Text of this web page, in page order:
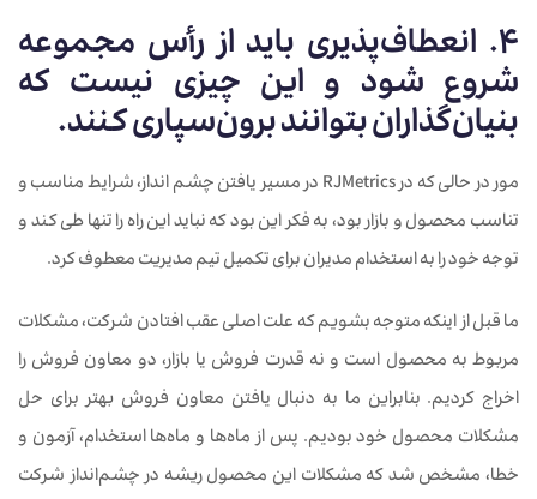
4. انعطاف‌پذیری باید از رأس مجموعه
شروع شود و این چیزی نیست که
بنیان‌گذاران بتوانند برون‌سپاری کنند.
مور در حالی که در RJMetrics در مسیر یافتن چشم انداز، شرایط مناسب و
تناسب محصول و بازار بود، به فکر این بود که نباید این راه را تنها طی کند و
توجه خود را به استخدام مدیران برای تکمیل تیم مدیریت معطوف کرد.
ما قبل از اینکه متوجه بشویم که علت اصلی عقب افتادن شرکت، مشکلات
مربوط به محصول است و نه قدرت فروش یا بازار، دو معاون فروش را
اخراج کردیم. بنابراین ما به دنبال یافتن معاون فروش بهتر برای حل
مشکلات محصول خود بودیم. پس از ماه‌ها و ماه‌ها استخدام، آزمون و
خطا، مشخص شد که مشکلات این محصول ریشه در چشم‌انداز شرکت